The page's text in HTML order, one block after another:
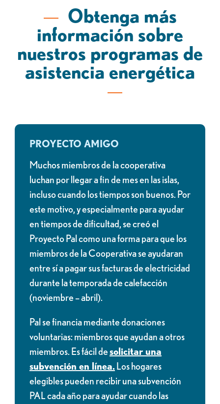
Obtenga más
información sobre
nuestros programas de
asistencia energética
PROYECTO AMIGO
Muchos miembros de la cooperativa
luchan por llegar a fin de mes en las islas,
incluso cuando los tiempos son buenos. Por
este motivo, y especialmente para ayudar
en tiempos de dificultad, se creó el
Proyecto Pal como una forma para que los
miembros de la Cooperativa se ayudaran
entre sí a pagar sus facturas de electricidad
durante la temporada de calefacción
(noviembre – abril).
Pal se financia mediante donaciones
voluntarias: miembros que ayudan a otros
miembros. Es fácil desolicitar una
subvención en línea. Los hogares
elegibles pueden recibir una subvención
PAL cada año para ayudar cuando las